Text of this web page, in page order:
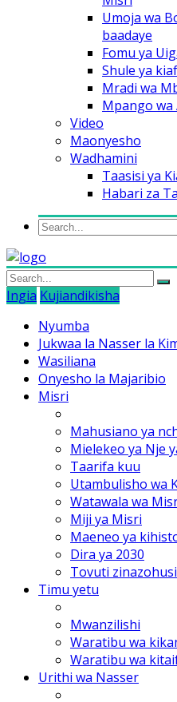
Umoja wa
baadaye
Fomu ya
Shule ya
Mradi wa
Mpango wa
Video
Maonyesho
Wadhamini
Taasisi ya
Habari za
Ingia Kujiandikisha
Nyumba
Jukwaa la Nasser la
Wasiliana
Onyesho la Majaribio
Misri
Mahusiano ya
Mielekeo ya Nje
Taarifa kuu
Utambulisho wa
Watawala wa
Miji ya Misri
Maeneo ya
Dira ya 2030
Tovuti
Timu yetu
Mwanzilishi
Waratibu wa
Waratibu wa
Urithi wa Nasser